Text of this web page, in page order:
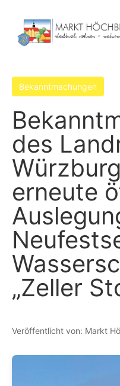
springen
Bekanntmachungen
des
erneute
„Zeller
Veröffentlicht von: Markt